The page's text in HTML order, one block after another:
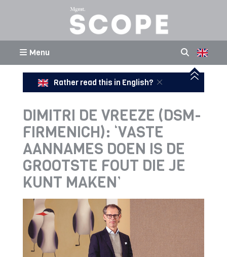
Menu
Rather read this in English?
DIMITRI DE VREEZE (DSM-
FIRMENICH): ‘VASTE
AANNAMES DOEN IS DE
GROOTSTE FOUT DIE JE
KUNT MAKEN’